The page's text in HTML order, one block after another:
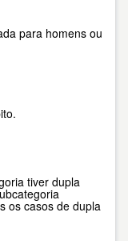
para homens ou
tiver dupla
os casos de dupla